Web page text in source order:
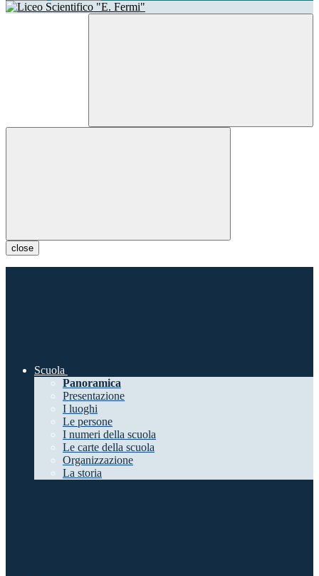
close
Scuola
Panoramica
Presentazione
I luoghi
Le persone
I numeri della scuola
Le carte della scuola
Organizzazione
La storia